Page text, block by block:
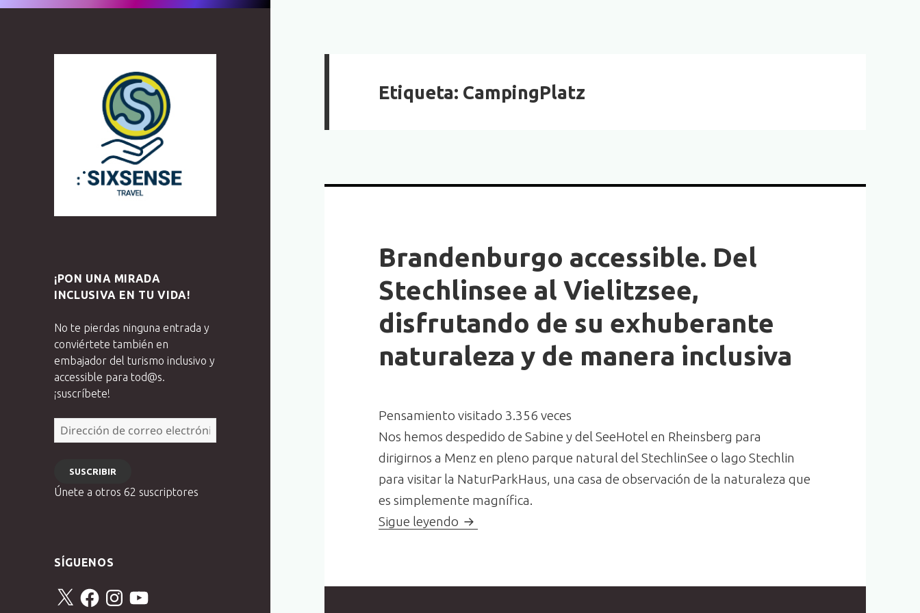
¡PON UNA MIRADA
INCLUSIVA EN TU VIDA!
No te pierdas ninguna entrada y
conviértete también en
embajador del turismo inclusivo y
accessible para tod@s.
¡suscríbete!
Dirección
de
electrónico
SUSCRIBIR
Únete a otros 62 suscriptores
SÍGUENOS
X FacebookInstagram
YouTube
Etiqueta: CampingPlatz
Brandenburgo accessible. Del
Stechlinsee al Vielitzsee,
disfrutando de su exhuberante
naturaleza y de manera inclusiva
Pensamiento visitado 3.356 veces
Nos hemos despedido de Sabine y del SeeHotel en Rheinsberg para
dirigirnos a Menz en pleno parque natural del StechlinSee o lago Stechlin
para visitar la NaturParkHaus, una casa de observación de la naturaleza que
es simplemente magnífica.
Sigue leyendo Brandenburgo accessible. Del Stechlinsee al Vielitzsee, disfrutando de su